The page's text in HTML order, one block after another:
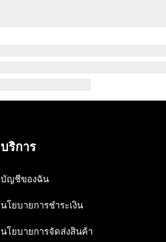
บริการ
บัญชีของฉัน
นโยบายการชำระเงิน
นโยบายการจัดส่งสินค้า